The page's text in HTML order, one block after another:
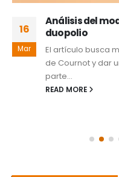
16
Mar
Análisis del
duopolio
El artículo busca
de Cournot y dar
parte...
READ MORE